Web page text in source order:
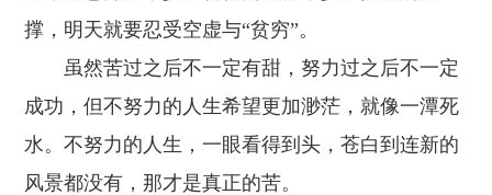
撑，明天就要忍受空虚与“贫穷”。
虽然苦过之后不一定有甜，努力过之后不一定
成功，但不努力的人生希望更加渺茫，就像一潭死
水。不努力的人生，一眼看得到头，苍白到连新的
风景都没有，那才是真正的苦。